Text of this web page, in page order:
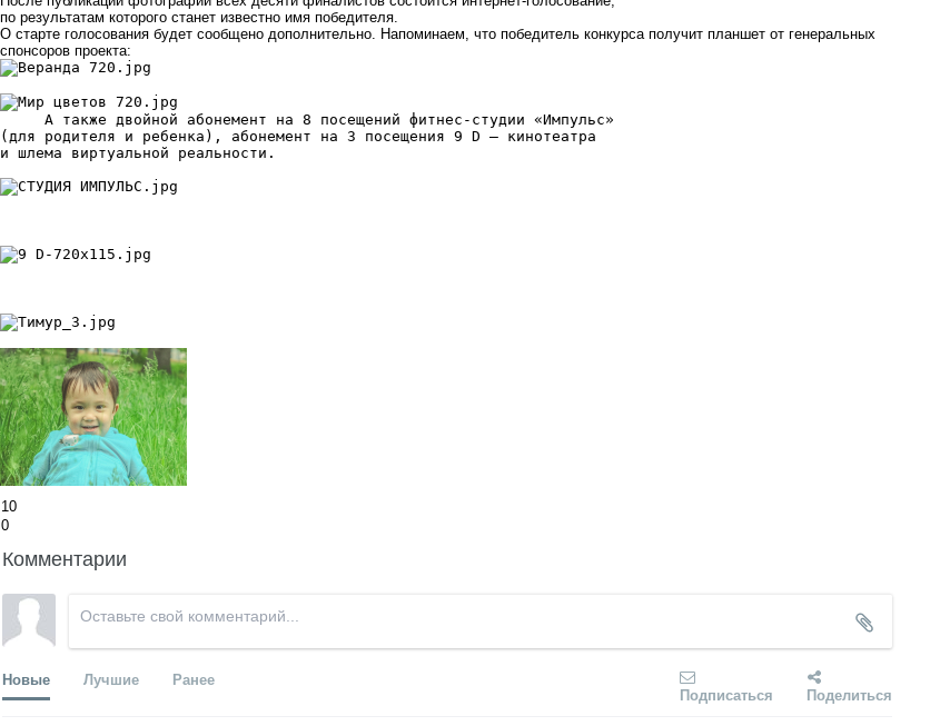
по результатам которого станет известно имя победителя.
О старте голосования будет сообщено дополнительно. Напоминаем, что победитель конкурса получит планшет от генеральных
спонсоров проекта:
	 А также двойной абонемент на 8 посещений фитнес-студии «Импульс»
(для родителя и ребенка), абонемент на 3 посещения 9 D – кинотеатра
и шлема виртуальной реальности.
10
0
Комментарии
Новые Лучшие Ранее
Подписаться Поделиться